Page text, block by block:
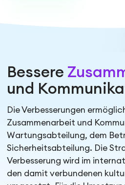
Bessere
und
Die Verbesserungen
Zusammenarbeit und
Wartungsabteilung, dem
Sicherheitsabteilung. Die
Verbesserung wird im
den damit verbundenen